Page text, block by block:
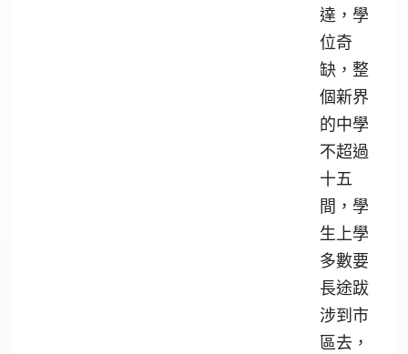
達，學
位奇
缺，整
個新界
的中學
不超過
十五
間，學
生上學
多數要
長途跋
涉到市
區去，